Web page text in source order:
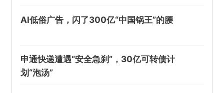
AI低俗广告，闪了300亿“中国锅王”的腰
申通快递遭遇“安全急刹”，30亿可转债计
划“泡汤”